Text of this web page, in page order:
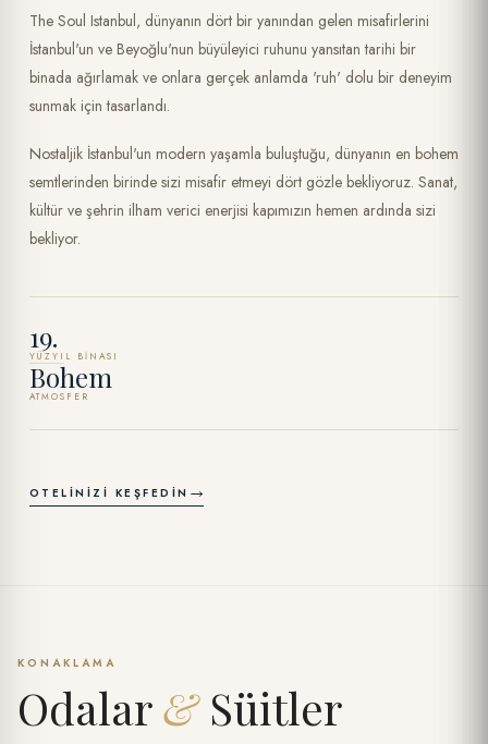
The Soul Istanbul, dünyanın dört bir yanından gelen misafirlerini
İstanbul'un ve Beyoğlu'nun büyüleyici ruhunu yansıtan tarihi bir
binada ağırlamak ve onlara gerçek anlamda 'ruh' dolu bir deneyim
sunmak için tasarlandı.
Nostaljik İstanbul'un modern yaşamla buluştuğu, dünyanın en bohem
semtlerinden birinde sizi misafir etmeyi dört gözle bekliyoruz. Sanat,
kültür ve şehrin ilham verici enerjisi kapımızın hemen ardında sizi
bekliyor.
19.
YÜZYIL BINASI
Bohem
ATMOSFER
OTELINIZI KEŞFEDIN
KONAKLAMA
Odalar&Süitler